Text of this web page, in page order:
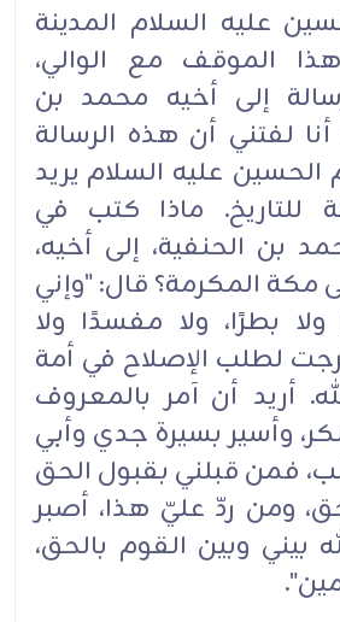
عليه السلام المدينة
الموقف مع الوالي،
إلى أخيه محمد ‏‏بن
لفتني أن هذه الرسالة
الحسين عليه السلام يريد
للتاريخ. ‏‏ماذا كتب في
بن الحنفية، إلى أخيه،
مكة المكرمة؟ قال: "وإني
بطرًا، ولا مفسدًا ولا
لطلب الإصلاح في أمة
أريد أن آمر ‏‏بالمعروف
وأسير بسيرة جدي وأبي
فمن قبلني بقبول الحق
ومن ردّ عليّ هذا، أصبر
بيني وبين القوم بالحق،